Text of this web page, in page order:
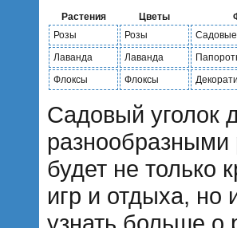
Растения Цветы
Розы
Розы
Лаванда
Лаванда
Флоксы
Флоксы
Садовый уголок
будет не только
игр и отдыха, но